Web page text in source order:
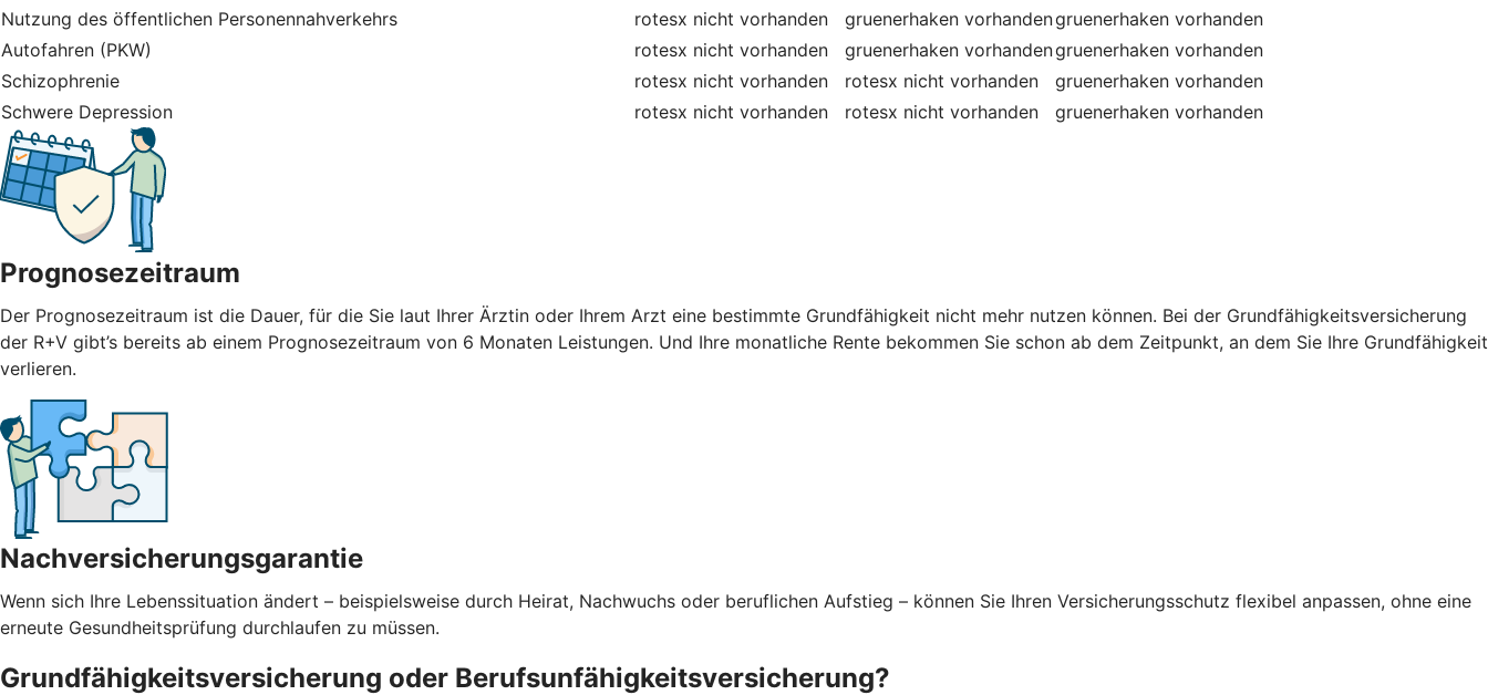
Nutzung des öffentlichen Personennahverkehrs
rotesx nicht vorhanden gruenerhaken vorhandengruenerhaken vorhanden
Autofahren (PKW)
rotesx nicht vorhanden gruenerhaken vorhandengruenerhaken vorhanden
Schizophrenie
rotesx nicht vorhanden rotesx nicht vorhanden gruenerhaken vorhanden
Schwere Depression
rotesx nicht vorhanden rotesx nicht vorhanden gruenerhaken vorhanden
Prognosezeitraum
Der Prognosezeitraum ist die Dauer, für die Sie laut Ihrer Ärztin oder Ihrem Arzt eine bestimmte Grundfähigkeit nicht mehr nutzen können. Bei der Grundfähigkeitsversicherung
der R+V gibt’s bereits ab einem Prognosezeitraum von 6 Monaten Leistungen. Und Ihre monatliche Rente bekommen Sie schon ab dem Zeitpunkt, an dem Sie Ihre Grundfähigkeit
verlieren.
Nachversicherungsgarantie
Wenn sich Ihre Lebenssituation ändert – beispielsweise durch Heirat, Nachwuchs oder beruflichen Aufstieg – können Sie Ihren Versicherungsschutz flexibel anpassen, ohne eine
erneute Gesundheitsprüfung durchlaufen zu müssen.
Grundfähigkeitsversicherung oder Berufsunfähigkeitsversicherung?